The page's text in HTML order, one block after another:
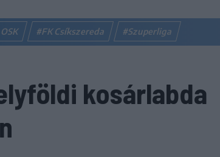
#FK Csíkszereda #Szuperliga
kosárlabda